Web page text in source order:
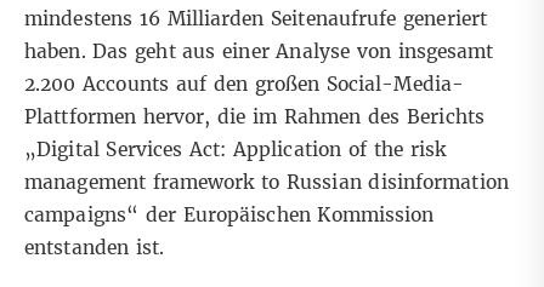
mindestens 16 Milliarden Seitenaufrufe generiert
haben. Das geht aus einer Analyse von insgesamt
2.200 Accounts auf den großen Social-Media-
Plattformen hervor, die im Rahmen desBerichts
„Digital Services Act: Application of the risk
management framework to Russian disinformation
campaigns“ der Europäischen Kommission
entstanden ist.